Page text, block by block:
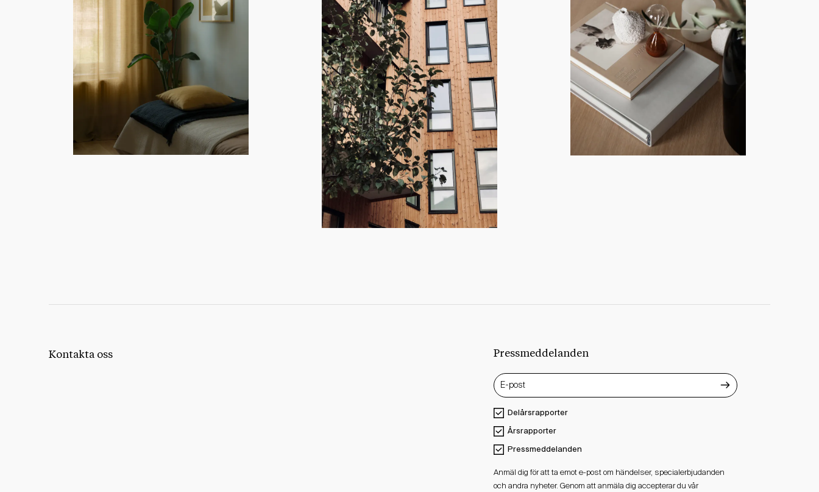
Pressmeddelanden
Delårsrapporter
Årsrapporter
Pressmeddelanden
Anmäl dig för att ta emot e-post om händelser, specialerbjudanden
och andra nyheter. Genom att anmäla dig accepterar du vår
Kontakta oss